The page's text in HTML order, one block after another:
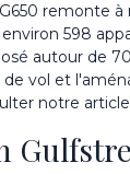
remonte
598
autour de
de vol et
notre